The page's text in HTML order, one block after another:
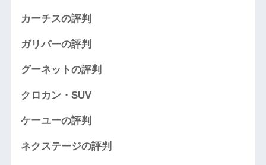
カーチスの評判
ガリバーの評判
グーネットの評判
クロカン・SUV
ケーユーの評判
ネクステージの評判